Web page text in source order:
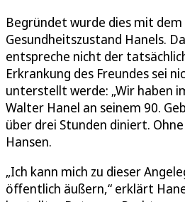
Begründet wurde dies mit dem
Gesundheitszustand Hanels.
entspreche nicht der
Erkrankung des Freundes sei
unterstellt werde: „Wir haben
Walter Hanel an seinem 90.
über drei Stunden diniert.
Hansen.
„Ich kann mich zu dieser
öffentlich äußern,“ erklärt